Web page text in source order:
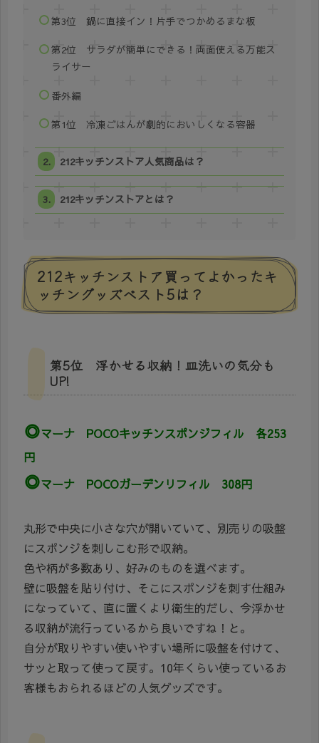
第3位 鍋に直接イン！片手でつかめるまな板
第2位 サラダが簡単にできる！両面使える万能ス
ライサー
番外編
第1位 冷凍ごはんが劇的においしくなる容器
212キッチンストア人気商品は？
212キッチンストアとは？
212キッチンストア買ってよかったキ
ッチングッズベスト5は？
第5位 浮かせる収納！皿洗いの気分も
UP!
◎マーナ POCOキッチンスポンジフィル 各253
円
◎マーナ POCOガーデンリフィル 308円
丸形で中央に小さな穴が開いていて、別売りの吸盤
にスポンジを刺しこむ形で収納。
色や柄が多数あり、好みのものを選べます。
壁に吸盤を貼り付け、そこにスポンジを刺す仕組み
になっていて、直に置くより衛生的だし、今浮かせ
る収納が流行っているから良いですね！と。
自分が取りやすい使いやすい場所に吸盤を付けて、
サッと取って使って戻す。10年くらい使っているお
客様もおられるほどの人気グッズです。